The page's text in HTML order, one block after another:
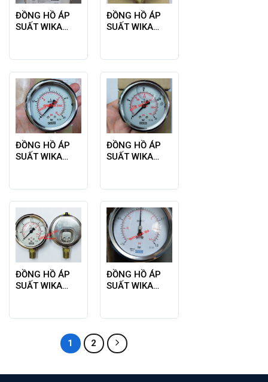
ĐỒNG HỒ ÁP
SUẤT WIKA
CHÂN SAU
ĐỒNG HỒ ÁP
SUẤT WIKA
ĐỒNG HỒ ÁP
SUẤT WIKA
ĐỒNG HỒ ÁP
SUẤT WIKA
ĐỒNG HỒ ÁP
SUẤT WIKA
ĐỒNG HỒ ÁP
SUẤT WIKA
1 2